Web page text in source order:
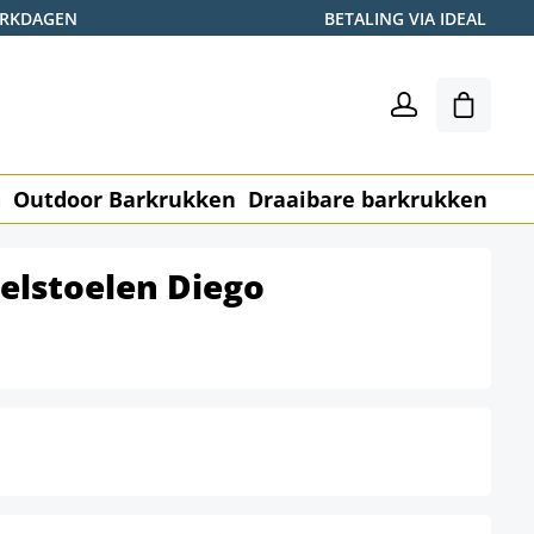
BETALING VIA IDEAL
Outdoor Barkrukken Draaibare barkrukken
Diego